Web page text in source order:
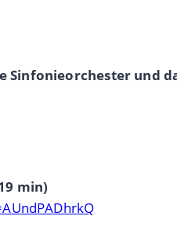
Sinfonieorchester und
min)